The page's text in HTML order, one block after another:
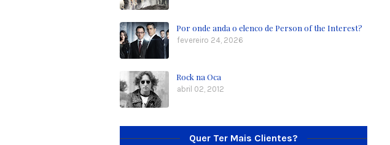
Por onde anda o elenco de Person of the Interest?
fevereiro 24, 2026
Rock na Oca
abril 02, 2012
Quer Ter Mais Clientes?